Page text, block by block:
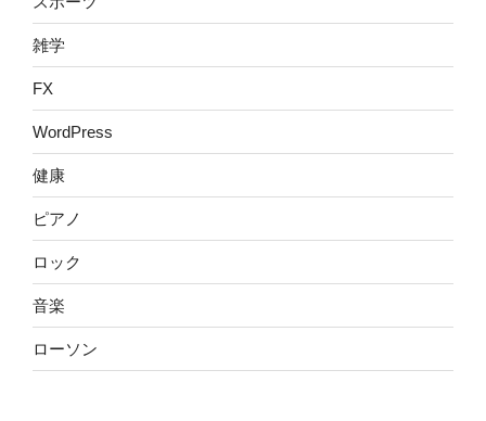
雑学
FX
WordPress
健康
ピアノ
ロック
音楽
ローソン